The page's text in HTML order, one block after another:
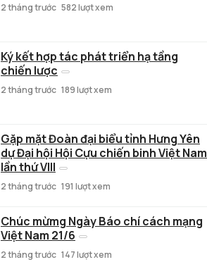
2 tháng trước 582 lượt xem
Ký kết hợp tác phát triển hạ tầng
chiến lược
2 tháng trước 189 lượt xem
Gặp mặt Đoàn đại biểu tỉnh Hưng Yên
dự Đại hội Hội Cựu chiến binh Việt Nam
lần thứ VIII
2 tháng trước 191 lượt xem
Chúc mừmg Ngày Báo chí cách mạng
Việt Nam 21/6
2 tháng trước 147 lượt xem